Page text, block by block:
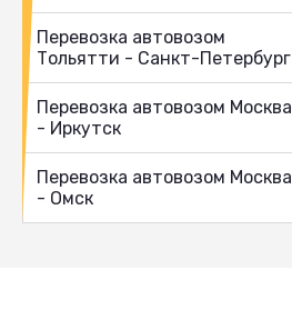
Перевозка автовозом
Тольятти - Санкт-Петербург
Перевозка автовозом Москва
- Иркутск
Перевозка автовозом Москва
- Омск